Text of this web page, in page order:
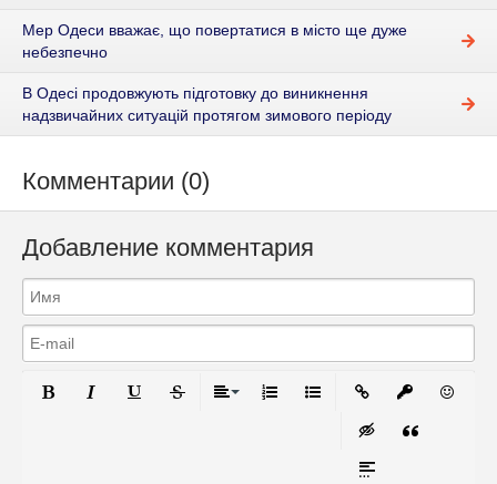
Мер Одеси вважає, що повертатися в місто ще дуже
небезпечно
В Одесі продовжують підготовку до виникнення
надзвичайних ситуацій протягом зимового періоду
Комментарии (0)
Добавление комментария
Нумерованный список
Маркированный список
Вставить ссылку
Вставка скрытого